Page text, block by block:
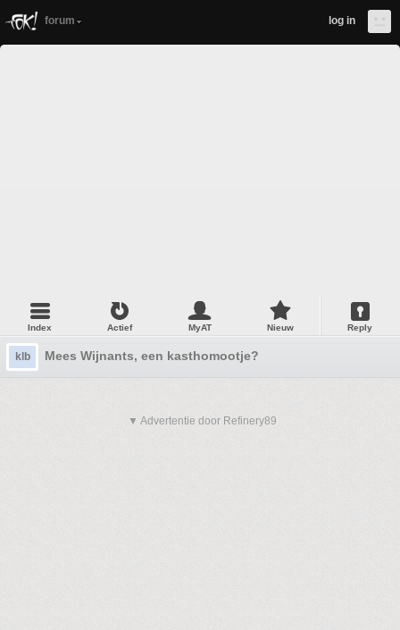
forum log in
Index Actief MyAT Nieuw Reply
klb Mees Wijnants, een kasthomootje?
▼ Advertentie door Refinery89